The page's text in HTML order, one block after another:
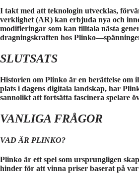
I takt med att teknologin utvecklas,
verklighet (AR) kan erbjuda nya och
modifieringar som kan tilltala nästa
dragningskraften hos
SLUTSATS
Historien om Plinko är en berättelse om
plats i dagens digitala landskap, har
sannolikt att fortsätta fascinera spelare
VANLIGA FRÅGOR
VAD ÄR PLINKO?
Plinko är ett spel som ursprungligen
hinder för att vinna priser baserat på